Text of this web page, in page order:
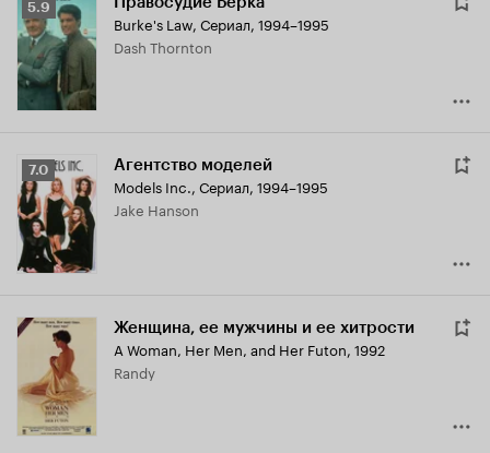
Рейтинг
Кинопоиска
5.9
5.9
Burke's Law, Сериал, 1994–1995
Dash Thornton
Рейтинг
Кинопоиска
7.0
7.0 Агентство моделей
Models Inc., Сериал, 1994–1995
Jake Hanson
Женщина, ее мужчины и ее хитрости
A Woman, Her Men, and Her Futon, 1992
Randy